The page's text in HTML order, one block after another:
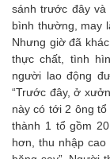
sánh trước đây và
bình thường, may
Nhưng giờ đã
thực chất, tình
người lao động
“Trước đây, ở
này có tới 2 ông
thành 1 tổ gồm
hơn, thu nhập cao